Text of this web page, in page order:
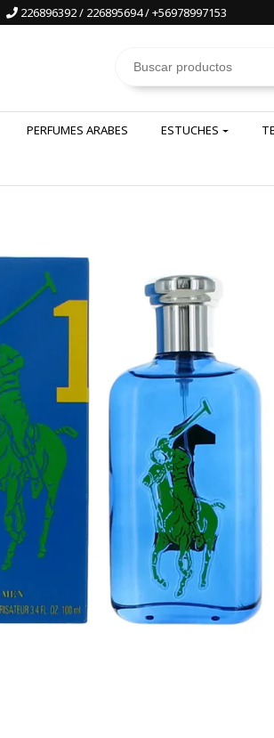
226896392 / 226895694 / +56978997153
PERFUMES ARABES ESTUCHES